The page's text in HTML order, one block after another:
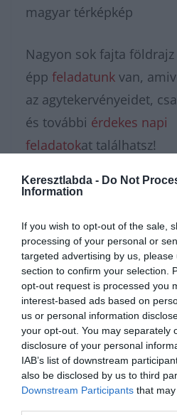
Keresztlabda - Do Not
Information
If you wish to opt-out of the sale,
processing of your personal or
targeted advertising by us,
section to confirm your selection.
opt-out request is processed you
interest-based ads based on
us or personal information
your opt-out. You may separately
disclosure of your personal
IAB’s list of downstream
also be disclosed by us to third
Downstream Participants that
magyar térképkép
Nagyon sok fajta földrajz
épp feladatunk van,
az agytekervényeidet,
és további érdekes napi
feladatokat találhatsz!
Hirdetés